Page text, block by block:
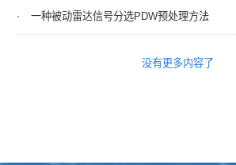
一种被动雷达信号分选PDW预处理方法
没有更多内容了